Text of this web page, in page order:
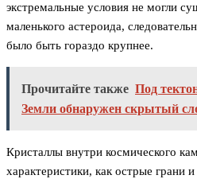
экстремальные условия не могли
маленького астероида,
было быть гораздо крупнее.
Прочитайте также Под
Земли обнаружен скрытый
Кристаллы внутри космического
характеристики, как острые грани